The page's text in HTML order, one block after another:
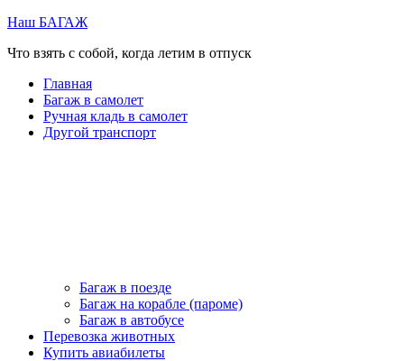
Перейти
содержимому
Наш БАГАЖ
Что взять с собой, когда летим в отпуск
Главная
Багаж в самолет
Ручная кладь в самолет
Другой транспорт
Багаж в поезде
Багаж на корабле (пароме)
Багаж в автобусе
Перевозка животных
Купить авиабилеты